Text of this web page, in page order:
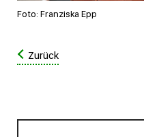
Foto: Franziska Epp
Zurück